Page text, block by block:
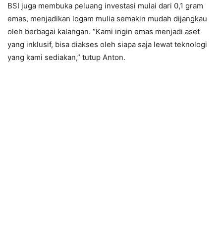
BSI juga membuka peluang investasi mulai dari 0,1 gram
emas, menjadikan logam mulia semakin mudah dijangkau
oleh berbagai kalangan. “Kami ingin emas menjadi aset
yang inklusif, bisa diakses oleh siapa saja lewat teknologi
yang kami sediakan,” tutup Anton.